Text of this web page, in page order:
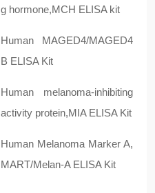
g hormone,MCH ELISA kit
Human MAGED4/MAGED4
B ELISA Kit
Human melanoma-inhibiting
activity protein,MIA ELISA Kit
Human Melanoma Marker A,
MART/Melan-A ELISA Kit